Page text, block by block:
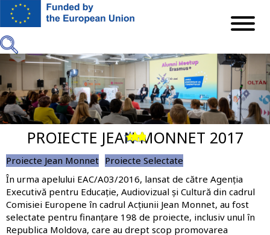
Mergi
principal
PreviousPROIECTE JEAN MONNET 2017
Proiecte Jean Monnet Proiecte Selectate
În urma apelului EAC/A03/2016, lansat de către Agenția
Executivă pentru Educație, Audiovizual și Cultură din cadrul
Comisiei Europene în cadrul Acțiunii Jean Monnet, au fost
selectate pentru finanțare 198 de proiecte, inclusiv unul în
Republica Moldova, care au drept scop promovarea